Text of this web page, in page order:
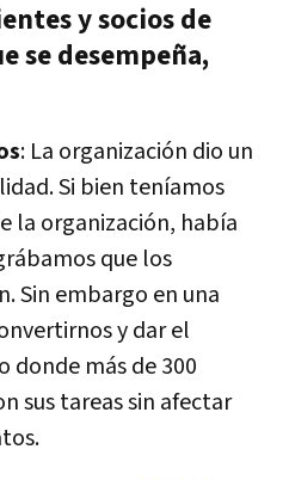
y socios de
se desempeña,
: La organización dio un
Si bien teníamos
la organización, había
que los
Sin embargo en una
y dar el
donde más de 300
sus tareas sin afectar